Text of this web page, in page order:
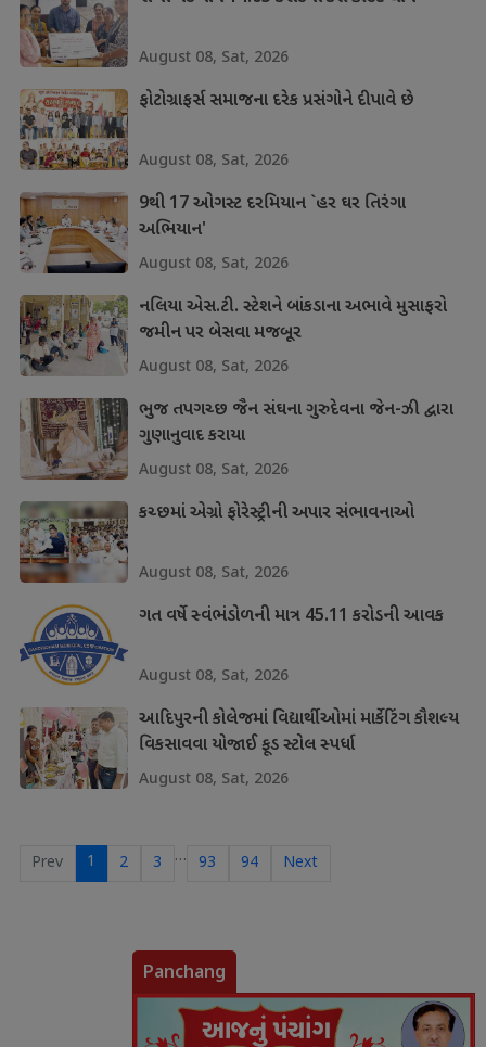
August 08, Sat, 2026
ફોટોગ્રાફર્સ સમાજના દરેક પ્રસંગોને દીપાવે છે
August 08, Sat, 2026
9થી 17 ઓગસ્ટ દરમિયાન `હર ઘર તિરંગા
અભિયાન'
August 08, Sat, 2026
નલિયા એસ.ટી. સ્ટેશને બાંકડાના અભાવે મુસાફરો
જમીન પર બેસવા મજબૂર
August 08, Sat, 2026
ભુજ તપગચ્છ જૈન સંઘના ગુરુદેવના જેન-ઝી દ્વારા
ગુણાનુવાદ કરાયા
August 08, Sat, 2026
કચ્છમાં એગ્રો ફોરેસ્ટ્રીની અપાર સંભાવનાઓ
August 08, Sat, 2026
ગત વર્ષે સ્વંભંડોળની માત્ર 45.11 કરોડની આવક
August 08, Sat, 2026
આદિપુરની કોલેજમાં વિદ્યાર્થીઓમાં માર્કેટિંગ કૌશલ્ય
વિકસાવવા યોજાઈ ફૂડ સ્ટોલ સ્પર્ધા
August 08, Sat, 2026
Prev 1 2 3 … 93 94 Next
Panchang